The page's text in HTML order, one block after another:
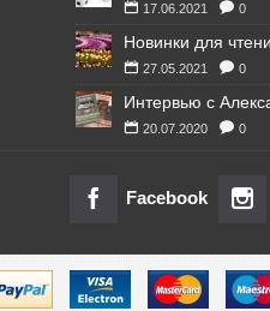
17.06.2021 0
Новинки для
27.05.2021 0
20.07.2020 0
Facebook